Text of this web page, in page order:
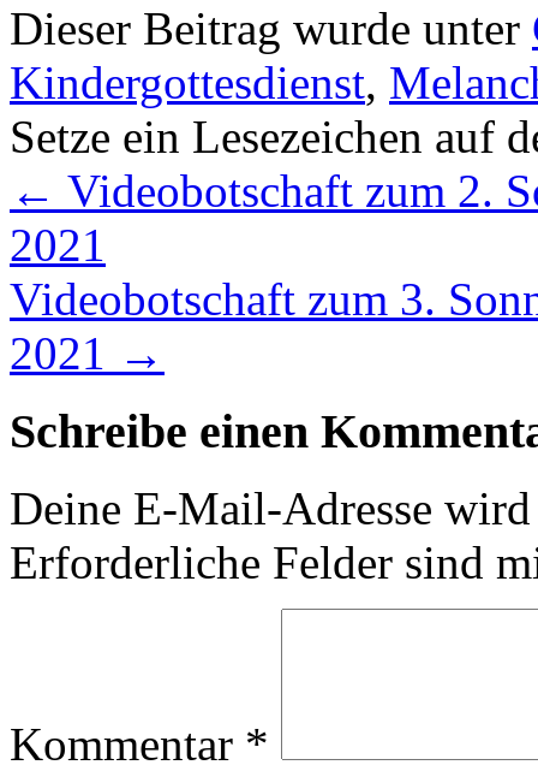
Dieser Beitrag wurde unter
Kindergottesdienst,
Setze ein Lesezeichen auf
← Videobotschaft zum 2.
2021
Videobotschaft zum 3.
2021 →
Schreibe einen
Deine E-Mail-Adresse
Erforderliche Felder sind
Kommentar *